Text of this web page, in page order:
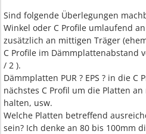
Sind folgende Überlegungen
Winkel oder C Profile umlaufend
zusätzlich an mittigen Träger
C Profile im Dämmplattenabstand
/ 2 ).
Dämmplatten PUR ? EPS ? in die
nächstes C Profil um die Platten
halten, usw.
Welche Platten betreffend
sein? Ich denke an 80 bis 100mm